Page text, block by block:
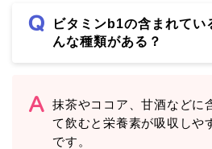
ビタミンb1の含まれてい
んな種類がある？
抹茶やココア、甘酒などに
て飲むと栄養素が吸収しや
です。